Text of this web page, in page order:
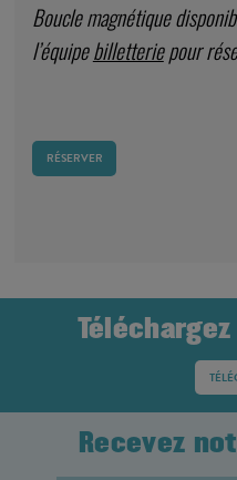
Boucle magnétique
l’équipebilletteriepour
RÉSERVER
Recevez